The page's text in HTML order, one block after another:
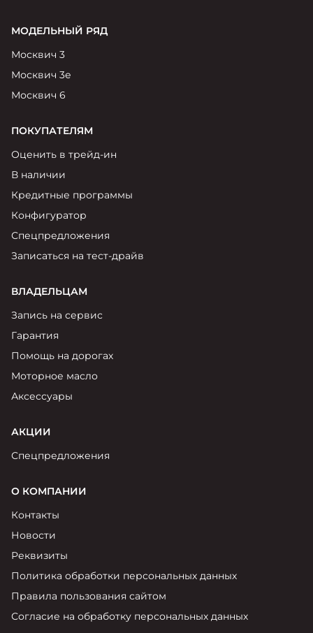
МОДЕЛЬНЫЙ РЯД
Москвич 3
Москвич 3е
Москвич 6
ПОКУПАТЕЛЯМ
Оценить в трейд-ин
В наличии
Кредитные программы
Конфигуратор
Спецпредложения
Записаться на тест-драйв
ВЛАДЕЛЬЦАМ
Запись на сервис
Гарантия
Помощь на дорогах
Моторное масло
Аксессуары
АКЦИИ
Спецпредложения
О КОМПАНИИ
Контакты
Новости
Реквизиты
Политика обработки персональных данных
Правила пользования сайтом
Согласие на обработку персональных данных